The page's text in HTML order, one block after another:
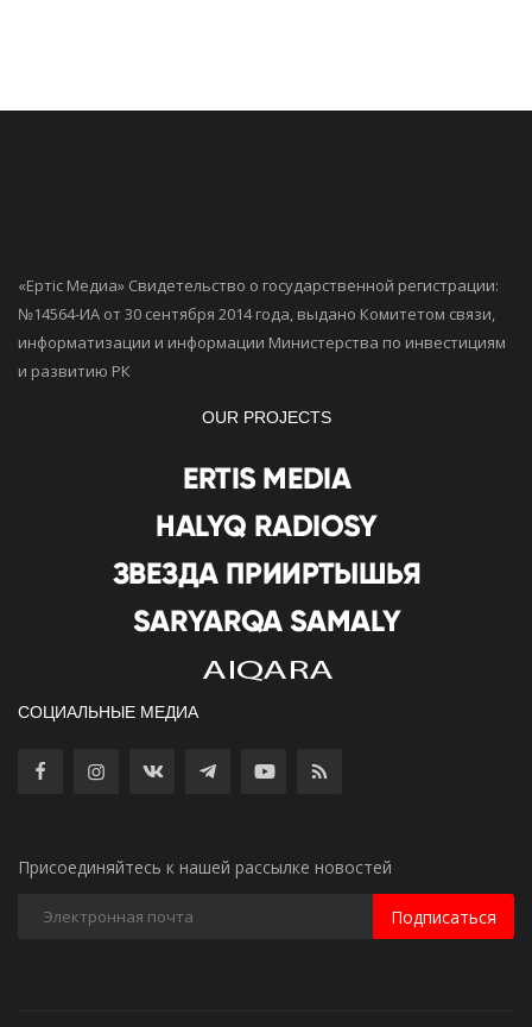
«Ертiс Медиа» Свидетельство о государственной регистрации:
№14564-ИА от 30 сентября 2014 года, выдано Комитетом связи,
информатизации и информации Министерства по инвестициям
и развитию РК
OUR PROJECTS
СОЦИАЛЬНЫЕ МЕДИА
Присоединяйтесь к нашей рассылке новостей
Подписаться